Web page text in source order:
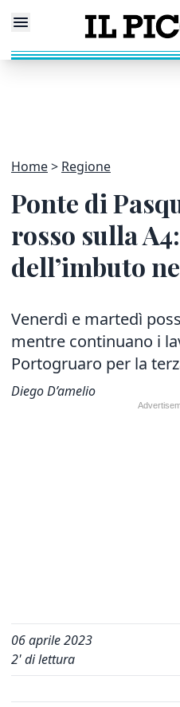
Home Regione
Ponte di
rosso sulla
dell’imbuto
Venerdì e martedì
mentre continuano i
Portogruaro per la
Diego D’amelio
06 aprile 2023
2' di lettura